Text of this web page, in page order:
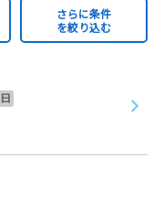
さらに条件
を絞り込む
日